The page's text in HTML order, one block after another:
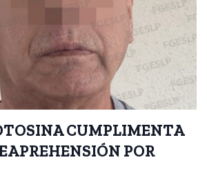
CUMPLIMENTA
POR